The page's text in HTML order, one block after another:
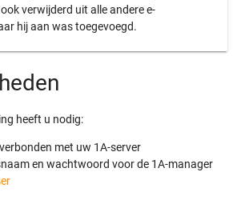
verwijderd uit alle andere e-
hij aan was toegevoegd.
heeft u nodig:
met uw 1A-server
en wachtwoord voor de 1A-manager